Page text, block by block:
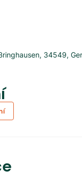
, 34549,